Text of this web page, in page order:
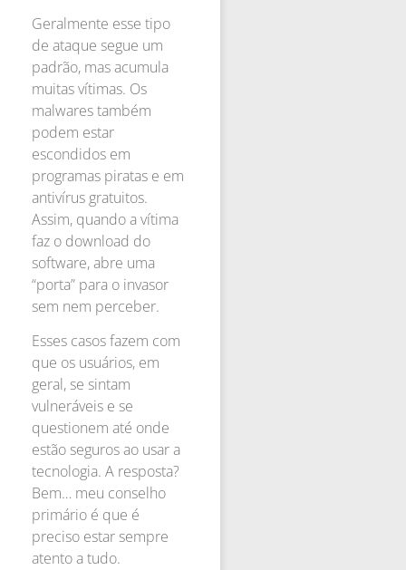
Geralmente esse tipo
de ataque segue um
padrão, mas acumula
muitas vítimas. Os
malwares também
podem estar
escondidos em
programas piratas e em
antivírus gratuitos.
Assim, quando a vítima
faz o download do
software, abre uma
“porta” para o invasor
sem nem perceber.
Esses casos fazem com
que os usuários, em
geral, se sintam
vulneráveis e se
questionem até onde
estão seguros ao usar a
tecnologia. A resposta?
Bem… meu conselho
primário é que é
preciso estar sempre
atento a tudo.